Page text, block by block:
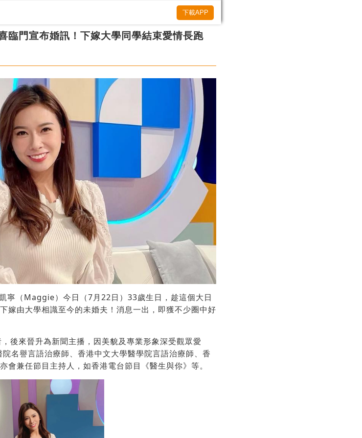
臨門宣布婚訊！下嫁大學同學結束愛情長跑
寧（Maggie）今日（7月22日）33歲生日，趁這個大日
嫁由大學相識至今的未婚夫！消息一出，即獲不少圈中好
後來晉升為新聞主播，因美貌及專業形象深受觀眾愛
名譽言語治療師、香港中文大學醫學院言語治療師、香
會兼任節目主持人，如香港電台節目《醫生與你》等。
下載APP